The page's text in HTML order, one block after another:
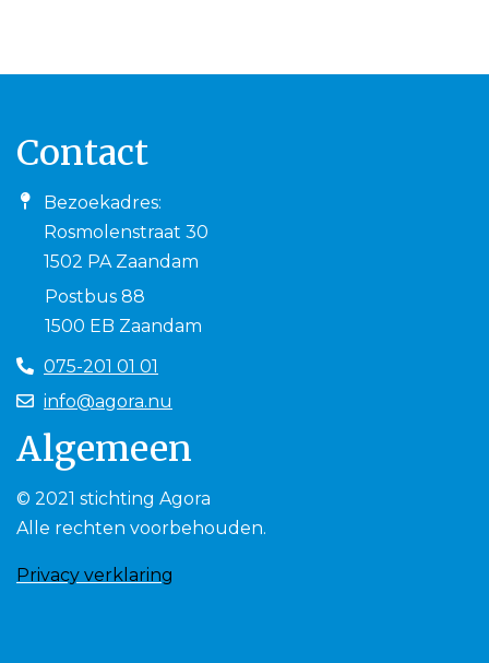
Contact
Bezoekadres:
Rosmolenstraat 30
1502 PA Zaandam
Postbus 88
1500 EB Zaandam
075-201 01 01
info@agora.nu
Algemeen
© 2021 stichting Agora
Alle rechten voorbehouden.
Privacy verklaring